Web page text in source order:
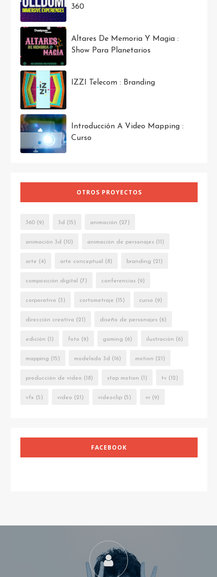
360
Altares De Memoria Y Magia :
Show Para Planetarios
IZZI Telecom : Branding
Introducción A Video Mapping :
Curso
OTROS PROYECTOS
360 (9) 3d (15) animación (27)
animación 3d (10) animación de personajes (11)
arte (4) arte conceptual (8) branding (21)
composición digital (7) conferencias (9)
corporativo (3) cortometraje (15) curso (9)
dirección creativa (21) diseño de personajes (6)
edición (1) foto (9) gaming (6) ilustración (6)
mapping (15) modelado 3d (16) motion (21)
producción de video (18) stop motion (1) tv (12)
vfx (5) video (21) videoclip (5) vr (9)
FACEBOOK